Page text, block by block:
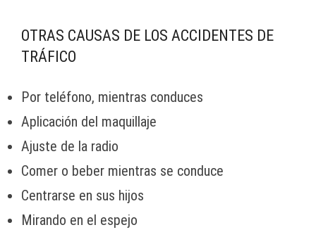
OTRAS CAUSAS DE LOS ACCIDENTES DE
TRÁFICO
Por teléfono, mientras conduces
Aplicación del maquillaje
Ajuste de la radio
Comer o beber mientras se conduce
Centrarse en sus hijos
Mirando en el espejo